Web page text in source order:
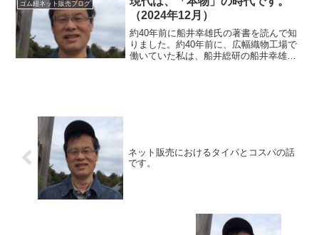
パが重要だという話。...
ゴム紐ネット販売ブログ
（2024年12月）
約40年前に船井幸雄氏の著書を読んで知
りました。約40年前に、広幅織物工場で
働いていた私は、船井総研の船井幸雄氏
ネット販売におけるタイパとコスパの話
です。